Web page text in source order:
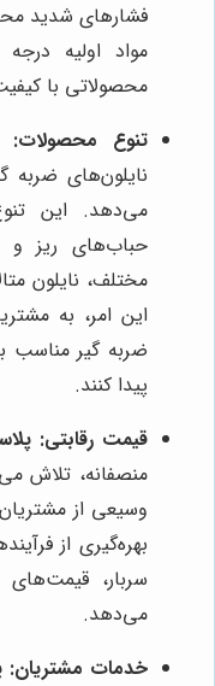
فشارهای شدید
مواد اولیه
محصولاتی با
تنوع محصولات:
نایلون‌های ضربه
می‌دهد. این
حباب‌های ریز
مختلف، نایلون
این امر، به
ضربه گیر مناسب
پیدا کنند.
قیمت رقابتی:
منصفانه، تلاش
وسیعی از
بهره‌گیری از
سربار،
می‌دهد.
خدمات مشتریان: